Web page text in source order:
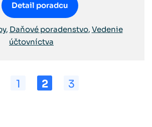
Detail poradcu
, Daňové poradenstvo, Vedenie
účtovníctva
1 2 3